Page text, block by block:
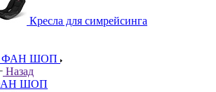
Кресла для симрейсинга
ФАН ШОП
Назад
ШОП